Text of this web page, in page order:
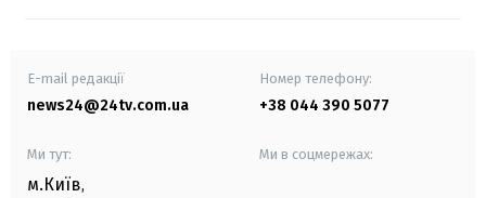
E-mail редакції
news24@24tv.com.ua
Номер телефону:
+38 044 390 5077
Ми тут:
м.Київ,
Ми в соцмережах: